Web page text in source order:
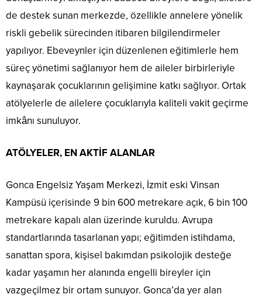
de destek sunan merkezde, özellikle annelere yönelik
riskli gebelik sürecinden itibaren bilgilendirmeler
yapılıyor. Ebeveynler için düzenlenen eğitimlerle hem
süreç yönetimi sağlanıyor hem de aileler birbirleriyle
kaynaşarak çocuklarının gelişimine katkı sağlıyor. Ortak
atölyelerle de ailelere çocuklarıyla kaliteli vakit geçirme
imkânı sunuluyor.
ATÖLYELER, EN AKTİF ALANLAR
Gonca Engelsiz Yaşam Merkezi, İzmit eski Vinsan
Kampüsü içerisinde 9 bin 600 metrekare açık, 6 bin 100
metrekare kapalı alan üzerinde kuruldu. Avrupa
standartlarında tasarlanan yapı; eğitimden istihdama,
sanattan spora, kişisel bakımdan psikolojik desteğe
kadar yaşamın her alanında engelli bireyler için
vazgeçilmez bir ortam sunuyor. Gonca’da yer alan